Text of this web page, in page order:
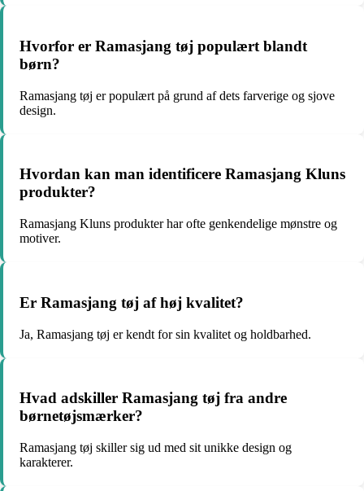
Hvorfor er Ramasjang tøj populært blandt
børn?
Ramasjang tøj er populært på grund af dets farverige og sjove
design.
Hvordan kan man identificere Ramasjang Kluns
produkter?
Ramasjang Kluns produkter har ofte genkendelige mønstre og
motiver.
Er Ramasjang tøj af høj kvalitet?
Ja, Ramasjang tøj er kendt for sin kvalitet og holdbarhed.
Hvad adskiller Ramasjang tøj fra andre
børnetøjsmærker?
Ramasjang tøj skiller sig ud med sit unikke design og
karakterer.